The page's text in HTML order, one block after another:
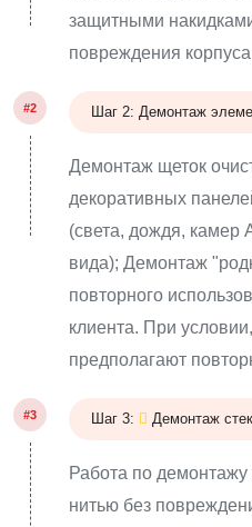
защитными
повреждения
#2 Шаг 2: Демонтаж
Демонтаж щеток
декоративных
(света, дождя, камер
вида); Демонтаж
повторного
клиента. При
предполагают
#3 Шаг 3: Демонтаж
Работа по демонтажу
нитью без